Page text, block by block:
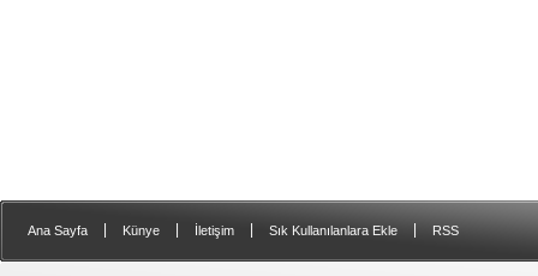
Ana Sayfa Künye İletişim Sık Kullanılanlara Ekle RSS